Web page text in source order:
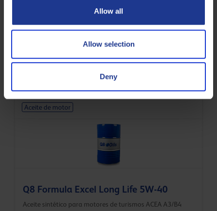
Allow all
Allow selection
Deny
Q8 Formula V Blue 0W-20
Aceite sintético para motores de turismos VW
508.00/509.00 y Porsche C20
Aceite de motor
Q8 Formula Excel Long Life 5W-40
Aceite sintético para motores de turismos ACEA A3/B4